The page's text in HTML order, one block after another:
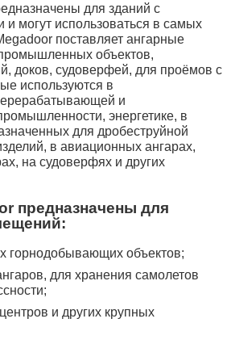
для зданий с
могут использоваться в самых
поставляет ангарные
объектов,
доков, судоверфей, для проёмов с
используются в
и
энергетике, в
для дробеструйной
в авиационных ангарах,
на судоверфях и других
предназначены для
горнодобывающих объектов;
для хранения самолетов
и других крупных